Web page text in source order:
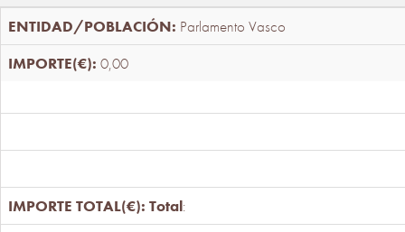
Parlamento Vasco
0,00
Total: